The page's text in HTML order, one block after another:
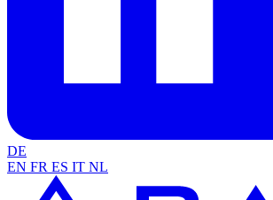
DE
EN FR ES IT NL